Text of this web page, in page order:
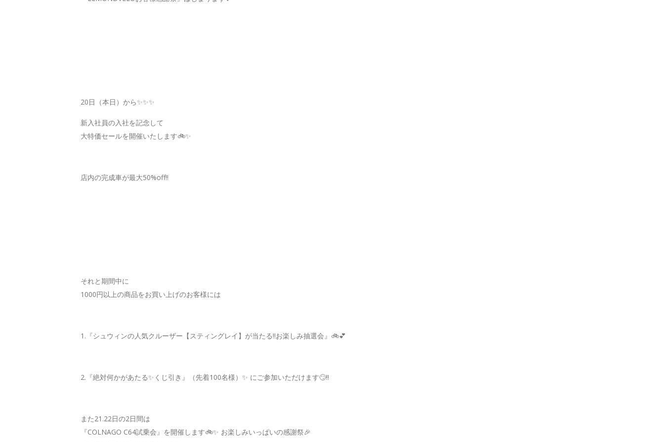
20日（本日）から✨✨✨
新入社員の入社を記念して
大特価セールを開催いたします🚲✨
店内の完成車が最大50%off‼️
それと期間中に
1000円以上の商品をお買い上げのお客様には
1.『シュウィンの人気クルーザー【スティングレイ】が当たる‼️お楽しみ抽選会』🚲💕
2.『絶対何かがあたる✨くじ引き』（先着100名様）✨ にご参加いただけます🙄‼️
また21.22日の2日間は
『COLNAGO C64試乗会』を開催します🚲✨ お楽しみいっぱいの感謝祭🎉